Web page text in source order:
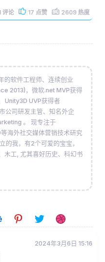
评论 17 点赞 2609 热度
的软件工程师、连续创业
2013)，微软.net MVP获得
Unity3D UVP获得者
公司研发主管、知名外企
。 现专注于
海外社交媒体营销技术研究
的我，有2个可爱的宝宝，
木工, 尤其喜好历史、科幻书
2024年3月6日 15:16